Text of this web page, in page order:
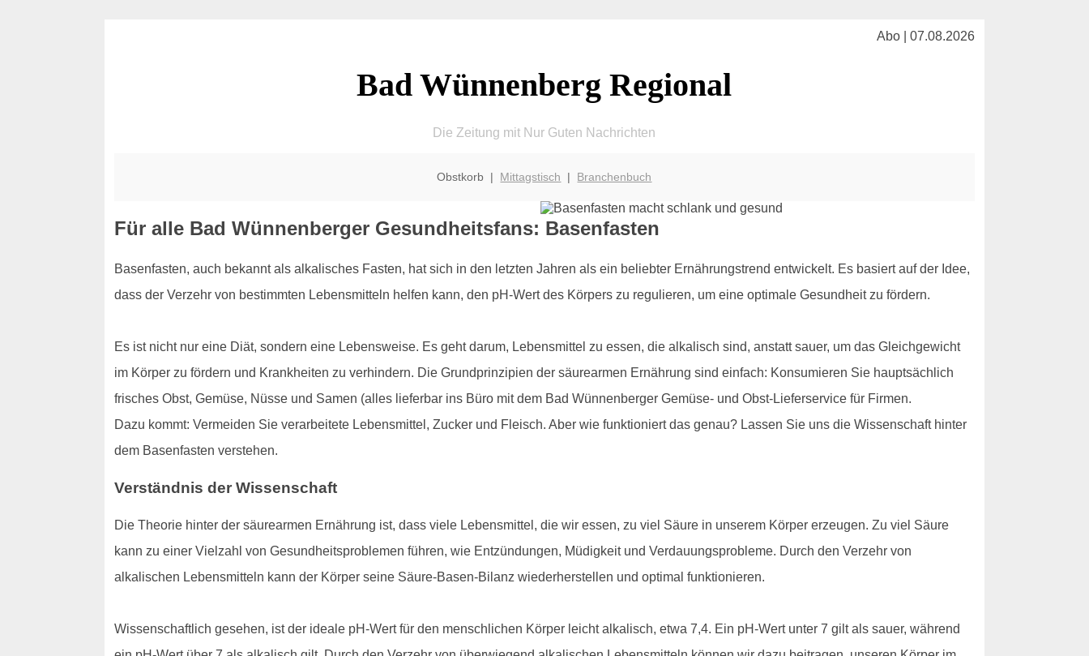
Abo | 07.08.2026
Bad Wünnenberg Regional
Die Zeitung mit Nur Guten Nachrichten
Obstkorb | Mittagstisch | Branchenbuch
Für alle Bad Wünnenberger Gesundheitsfans: Basenfasten
Basenfasten, auch bekannt als alkalisches Fasten, hat sich in den letzten Jahren als ein beliebter Ernährungstrend entwickelt. Es basiert auf der Idee,
dass der Verzehr von bestimmten Lebensmitteln helfen kann, den pH-Wert des Körpers zu regulieren, um eine optimale Gesundheit zu fördern.
Es ist nicht nur eine Diät, sondern eine Lebensweise. Es geht darum, Lebensmittel zu essen, die alkalisch sind, anstatt sauer, um das Gleichgewicht
im Körper zu fördern und Krankheiten zu verhindern. Die Grundprinzipien der säurearmen Ernährung sind einfach: Konsumieren Sie hauptsächlich
frisches Obst, Gemüse, Nüsse und Samen (alles lieferbar ins Büro mit dem Bad Wünnenberger Gemüse- und Obst-Lieferservice für Firmen.
Dazu kommt: Vermeiden Sie verarbeitete Lebensmittel, Zucker und Fleisch. Aber wie funktioniert das genau? Lassen Sie uns die Wissenschaft hinter
dem Basenfasten verstehen.
Verständnis der Wissenschaft
Die Theorie hinter der säurearmen Ernährung ist, dass viele Lebensmittel, die wir essen, zu viel Säure in unserem Körper erzeugen. Zu viel Säure
kann zu einer Vielzahl von Gesundheitsproblemen führen, wie Entzündungen, Müdigkeit und Verdauungsprobleme. Durch den Verzehr von
alkalischen Lebensmitteln kann der Körper seine Säure-Basen-Bilanz wiederherstellen und optimal funktionieren.
Wissenschaftlich gesehen, ist der ideale pH-Wert für den menschlichen Körper leicht alkalisch, etwa 7,4. Ein pH-Wert unter 7 gilt als sauer, während